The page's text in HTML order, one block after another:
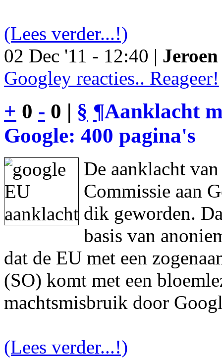
(Lees verder...!)
02 Dec '11 - 12:40 |
Googley reacties.. Reageer!
+ 0 - 0 | § ¶Aanklacht
Google: 400 pagina's
De aanklacht
Commissie aan
dik geworden.
basis van
dat de EU met een
(SO) komt met een
machtsmisbruik door
(Lees verder...!)